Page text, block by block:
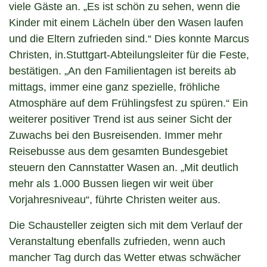
viele Gäste an. „Es ist schön zu sehen, wenn die
Kinder mit einem Lächeln über den Wasen laufen
und die Eltern zufrieden sind.“ Dies konnte Marcus
Christen, in.Stuttgart-Abteilungsleiter für die Feste,
bestätigen. „An den Familientagen ist bereits ab
mittags, immer eine ganz spezielle, fröhliche
Atmosphäre auf dem Frühlingsfest zu spüren.“ Ein
weiterer positiver Trend ist aus seiner Sicht der
Zuwachs bei den Busreisenden. Immer mehr
Reisebusse aus dem gesamten Bundesgebiet
steuern den Cannstatter Wasen an. „Mit deutlich
mehr als 1.000 Bussen liegen wir weit über
Vorjahresniveau“, führte Christen weiter aus.
Die Schausteller zeigten sich mit dem Verlauf der
Veranstaltung ebenfalls zufrieden, wenn auch
mancher Tag durch das Wetter etwas schwächer